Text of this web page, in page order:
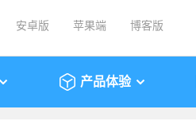
安卓版 苹果端 博客版
产品体验